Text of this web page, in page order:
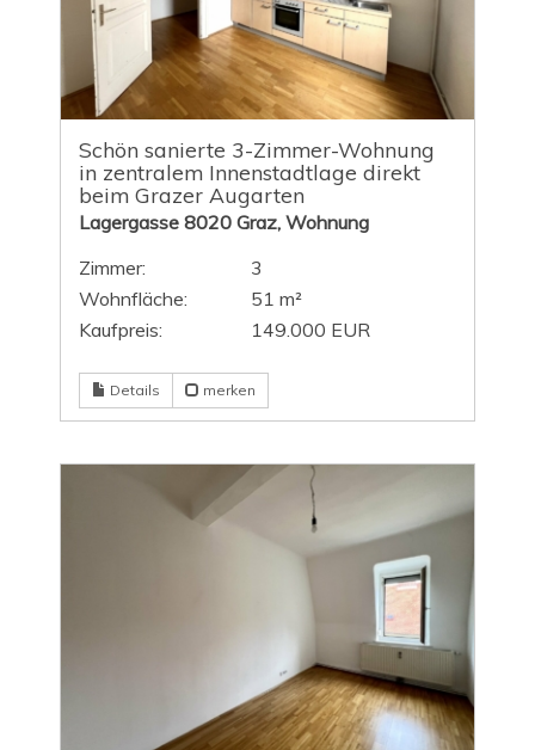
Schön sanierte 3-Zimmer-Wohnung
in zentralem Innenstadtlage direkt
beim Grazer Augarten
Lagergasse 8020 Graz, Wohnung
Zimmer:
3
Wohnfläche:
51 m²
Kaufpreis:
149.000 EUR
Details merken